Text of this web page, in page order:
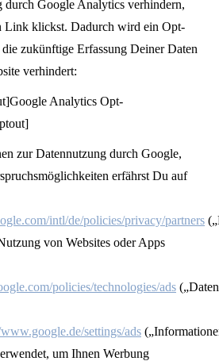
durch Google Analytics verhindern,
Link klickst. Dadurch wird ein Opt-
zukünftige Erfassung Deiner Daten
verhindert:
Analytics Opt-
zur Datennutzung durch Google,
erfährst Du auf
intl/de/policies/privacy/partners
von Websites oder Apps
policies/technologies/ads
settings/ads
um Ihnen Werbung